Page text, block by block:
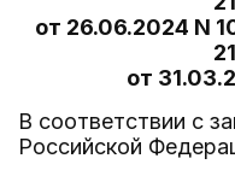
от 26.06.2024 N
от
В соответствии с
Российской